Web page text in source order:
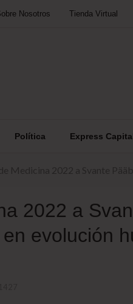
Nosotros Tienda Virtual
Política Express
2022 a
evolución